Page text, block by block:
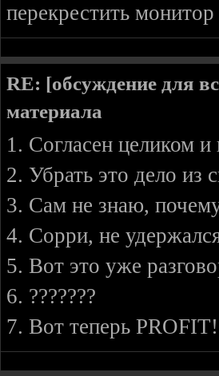
перекрестить
RE: [обсуждение для
материала
1. Согласен целиком
2. Убрать это дело из
3. Сам не знаю,
4. Сорри, не
5. Вот это уже
6. ???????
7. Вот теперь